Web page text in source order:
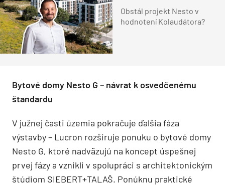
Obstál projekt Nesto v
hodnotení Kolaudátora?
Bytové domy Nesto G – návrat k osvedčenému
štandardu
V južnej časti územia pokračuje ďalšia fáza
výstavby – Lucron rozširuje ponuku o bytové domy
Nesto G, ktoré nadväzujú na koncept úspešnej
prvej fázy a vznikli v spolupráci s architektonickým
štúdiom SIEBERT+TALAŠ. Ponúknu praktické